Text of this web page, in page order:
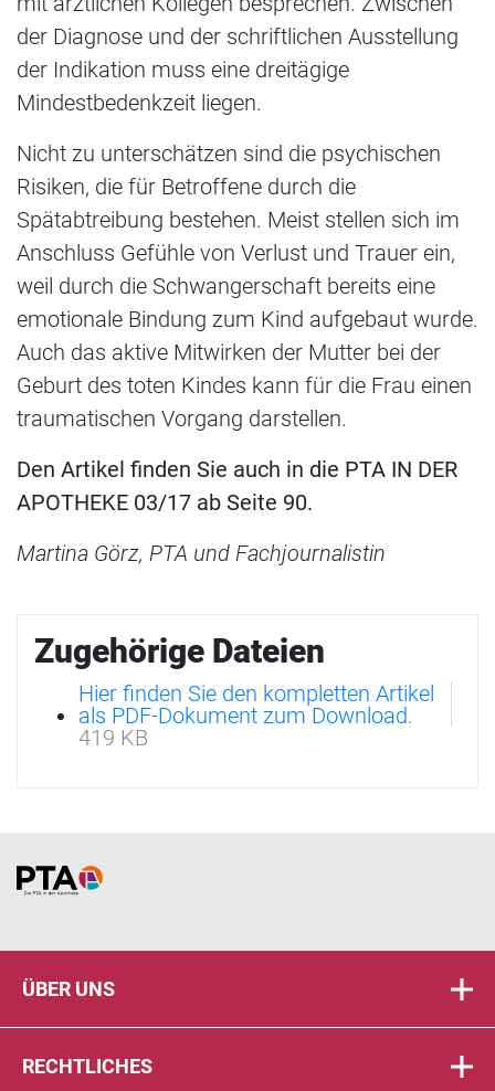
der Diagnose und der schriftlichen Ausstellung
der Indikation muss eine dreitägige
Mindestbedenkzeit liegen.
Nicht zu unterschätzen sind die psychischen
Risiken, die für Betroffene durch die
Spätabtreibung bestehen. Meist stellen sich im
Anschluss Gefühle von Verlust und Trauer ein,
weil durch die Schwangerschaft bereits eine
emotionale Bindung zum Kind aufgebaut wurde.
Auch das aktive Mitwirken der Mutter bei der
Geburt des toten Kindes kann für die Frau einen
traumatischen Vorgang darstellen.
Den Artikel finden Sie auch in die PTA IN DER
APOTHEKE 03/17 ab Seite 90.
Martina Görz, PTA und Fachjournalistin
Zugehörige Dateien
Hier finden Sie den kompletten Artikel
als PDF-Dokument zum Download.
419 KB
Home
ÜBER UNS
RECHTLICHES